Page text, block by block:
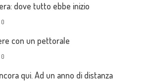
dove tutto ebbe inizio
0
con un pettorale
0
qui. Ad un anno di distanza